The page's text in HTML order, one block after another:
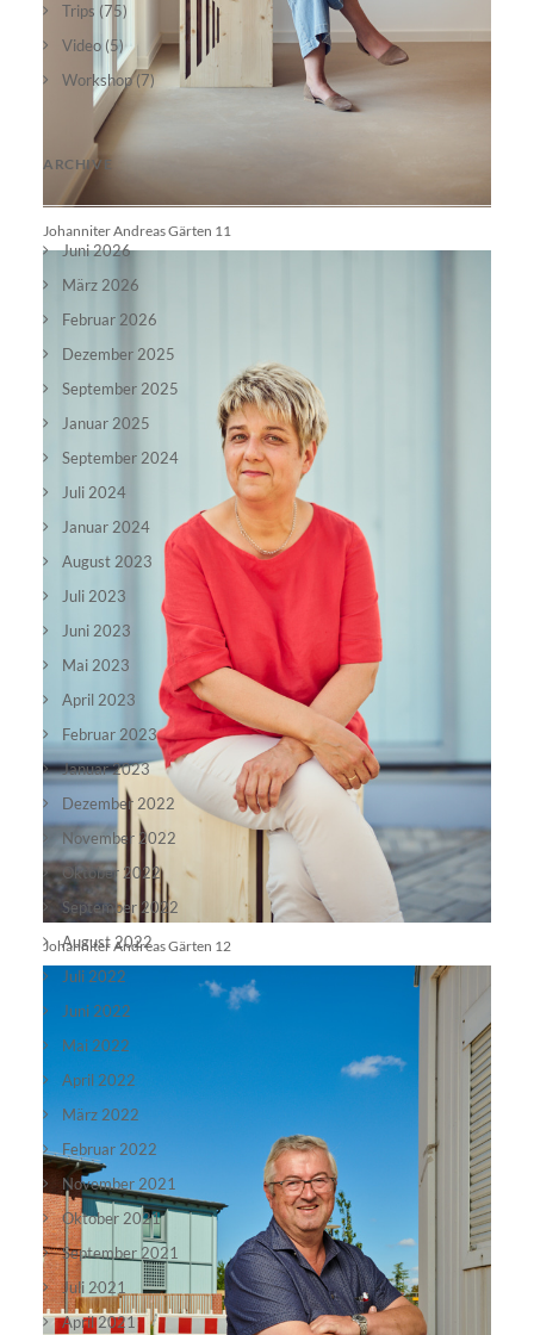
Johanniter Andreas Gärten 11
Johanniter Andreas Gärten 12
Trips (75)
Video (5)
Workshop(7)
ARCHIVE
Juni 2026
März 2026
Februar 2026
Dezember 2025
September 2025
Januar 2025
September 2024
Juli 2024
Januar 2024
August 2023
Juli 2023
Juni 2023
Mai 2023
April 2023
Februar 2023
Januar 2023
Dezember 2022
November 2022
Oktober 2022
September 2022
August 2022
Juli 2022
Juni 2022
Mai 2022
April 2022
März 2022
Februar 2022
November 2021
Oktober 2021
September 2021
Juli 2021
April 2021